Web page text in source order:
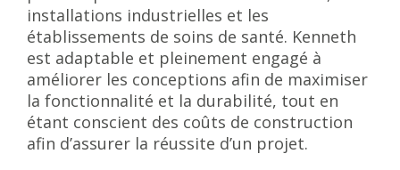
installations industrielles et les
établissements de soins de santé. Kenneth
est adaptable et pleinement engagé à
améliorer les conceptions afin de maximiser
la fonctionnalité et la durabilité, tout en
étant conscient des coûts de construction
afin d’assurer la réussite d’un projet.